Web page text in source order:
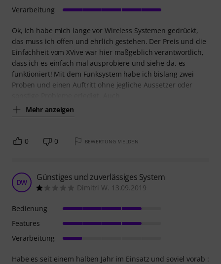
Ok, ich habe mich lange vor Wireless Systemen gedrückt,
das muss ich offen und ehrlich gestehen. Der Preis und die
Einfachheit vom XVive war hier maßgeblich verantwortlich,
dass ich es einfach mal ausprobiere und siehe da, es
funktioniert! Mit dem Funksystem habe ich bislang zwei
Proben und einen Auftritt ohne jegliche Aussetzer oder
Mehr anzeigen
Verarbeitung
0 0 BEWERTUNG MELDEN
DW Günstiges und zuverlässiges System
Dimitri W. 13.09.2019
Habe es seit einem halben Jahr im Einsatz und soviel vorab :
Bedienung
Features
Verarbeitung